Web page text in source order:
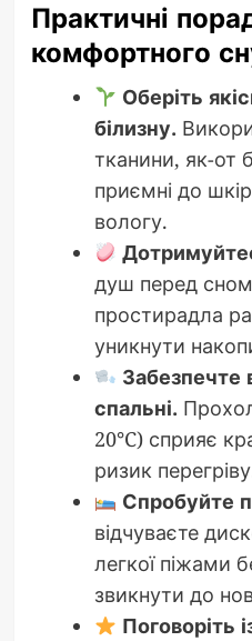
Практичні
комфортного
Оберіть
білизну.
тканини, як-от
приємні до
вологу.
душ перед сном
простирадла
уникнути
Забезпечте
спальні.
20°C) сприяє
ризик
Спробуйте
відчуваєте
легкої піжами
звикнути до
Поговоріть